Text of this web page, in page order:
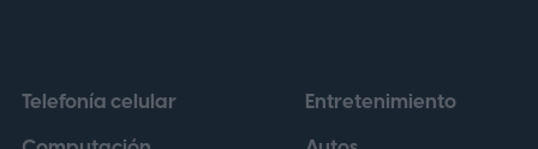
deberán poder retirarse y reemplazarse
Telefonía celular
Entretenimiento